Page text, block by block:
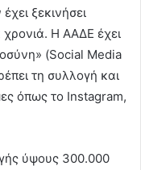
ξεκινήσει
χρονιά. Η ΑΑΔΕ έχει
(Social Media
τη συλλογή και
όπως το Instagram,
ύψους 300.000